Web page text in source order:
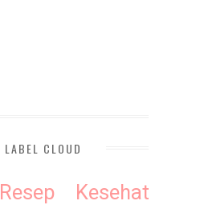
LABEL CLOUD
Resep
Kesehatan